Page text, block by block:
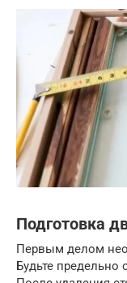
Подготовка
Первым делом
Будьте